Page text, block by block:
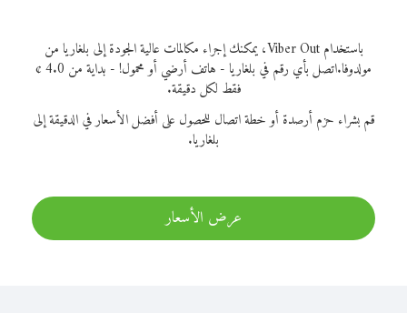
باستخدام Viber Out، يمكنك إجراء مكالمات عالية الجودة إلى بلغاريا من
مولدوفا.
اتصل بأي رقم في بلغاريا - هاتف أرضي أو محمول! - بداية من 4.0 ¢
فقط لكل دقيقة.
قم بشراء حزم أرصدة أو خطة اتصال للحصول على أفضل الأسعار في الدقيقة إلى
بلغاريا.
عرض الأسعار